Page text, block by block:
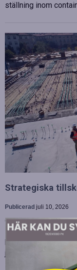
ställning inom
Strategiska
Publicerad juli 10, 2026
OHLA Sverige
Malin Bergman som
biträdande
juni 2026 och